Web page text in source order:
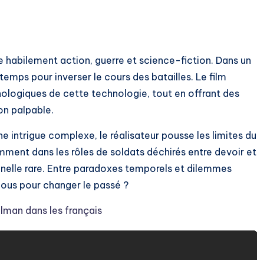
habilement action, guerre et science-fiction. Dans un
pour inverser le cours des batailles. Le film
de cette technologie, tout en offrant des
palpable.
intrigue complexe, le réalisateur pousse les limites du
dans les rôles de soldats déchirés entre devoir et
rare. Entre paradoxes temporels et dilemmes
pour changer le passé ?
dans les français